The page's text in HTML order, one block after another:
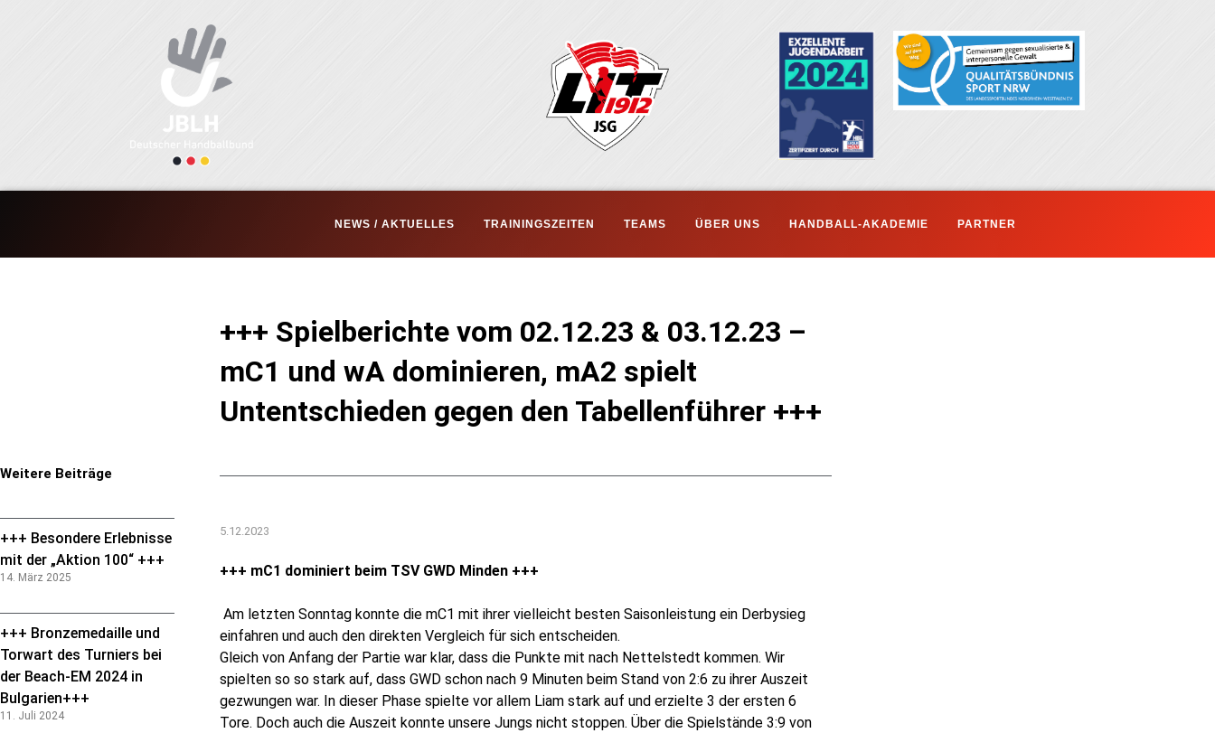
NEWS / AKTUELLES TRAININGSZEITEN TEAMS ÜBER UNS HANDBALL-AKADEMIE PARTNER
Weitere Beiträge
+++ Besondere Erlebnisse
mit der „Aktion 100“ +++
14. März 2025
+++ Bronzemedaille und
Torwart des Turniers bei
der Beach-EM 2024 in
Bulgarien+++
11. Juli 2024
+++ Spielberichte vom 02.12.23 & 03.12.23 –
mC1 und wA dominieren, mA2 spielt
Untentschieden gegen den Tabellenführer +++
5.12.2023
+++ mC1 dominiert beim TSV GWD Minden +++
Am letzten Sonntag konnte die mC1 mit ihrer vielleicht besten Saisonleistung ein Derbysieg
einfahren und auch den direkten Vergleich für sich entscheiden.
Gleich von Anfang der Partie war klar, dass die Punkte mit nach Nettelstedt kommen. Wir
spielten so so stark auf, dass GWD schon nach 9 Minuten beim Stand von 2:6 zu ihrer Auszeit
gezwungen war. In dieser Phase spielte vor allem Liam stark auf und erzielte 3 der ersten 6
Tore. Doch auch die Auszeit konnte unsere Jungs nicht stoppen. Über die Spielstände 3:9 von